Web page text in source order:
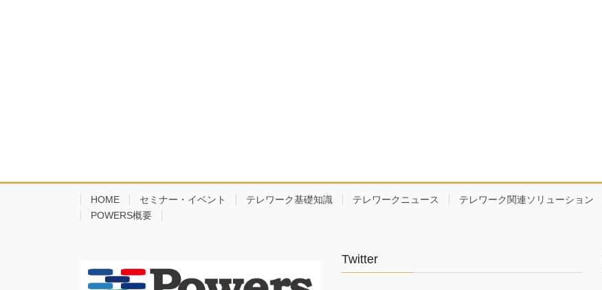
HOME セミナー・イベント テレワーク基礎知識 テレワークニュース テレワーク関連ソリューション
POWERS概要
Twitter